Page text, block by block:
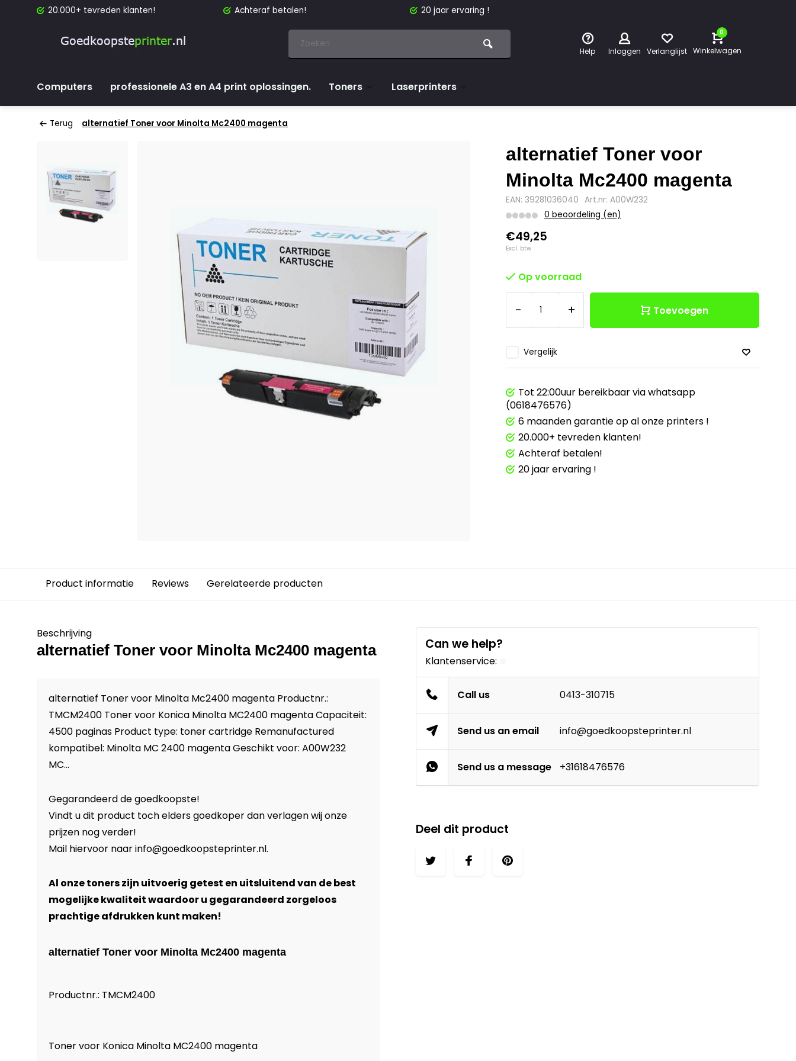
20.000+ tevreden klanten! Achteraf betalen! 20 jaar ervaring !
Help Inloggen Verlanglijst
0
Winkelwagen
Computers professionele A3 en A4 print oplossingen. Toners Laserprinters
Terug alternatief Toner voor Minolta Mc2400 magenta
alternatief Toner voor
Minolta Mc2400 magenta
EAN: 39281036040 Art.nr: A00W232
0 beoordeling (en)
€49,25
Excl. btw
Op voorraad
- + Toevoegen
Vergelijk
Tot 22:00uur bereikbaar via whatsapp
(0618476576)
6 maanden garantie op al onze printers !
20.000+ tevreden klanten!
Achteraf betalen!
20 jaar ervaring !
Product informatie Reviews Gerelateerde producten
Beschrijving
alternatief Toner voor Minolta Mc2400 magenta
alternatief Toner voor Minolta Mc2400 magenta Productnr.:
TMCM2400 Toner voor Konica Minolta MC2400 magenta Capaciteit:
4500 paginas Product type: toner cartridge Remanufactured
kompatibel: Minolta MC 2400 magenta Geschikt voor: A00W232
MC...
Gegarandeerd de goedkoopste!
Vindt u dit product toch elders goedkoper dan verlagen wij onze
prijzen nog verder!
Mail hiervoor naarinfo@goedkoopsteprinter.nl.
Al onze toners zijn uitvoerig getest en uitsluitend van de best
mogelijke kwaliteit waardoor u gegarandeerd zorgeloos
prachtige afdrukken kunt maken!
alternatief Toner voor Minolta Mc2400 magenta
Productnr.: TMCM2400
Toner voor Konica Minolta MC2400 magenta
Can we help?
Klantenservice:
Call us 0413-310715
Send us an email info@goedkoopsteprinter.nl
Send us a message +31618476576
Deel dit product